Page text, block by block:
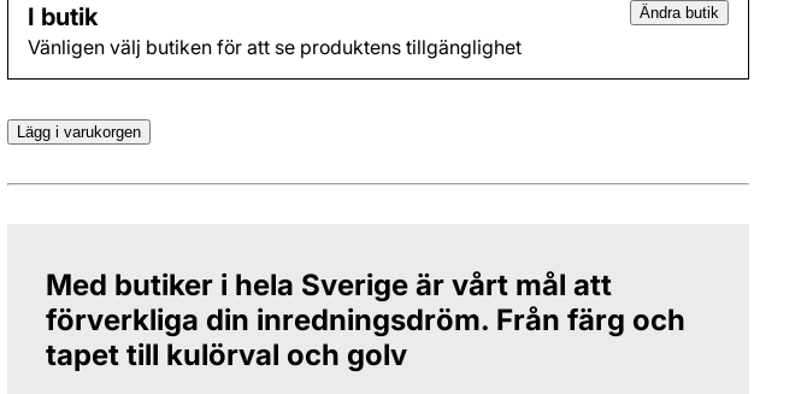
I butik
Vänligen välj butiken för att se produktens tillgänglighet
Ändra butik
Lägg i varukorgen
Med butiker i hela Sverige är vårt mål att
förverkliga din inredningsdröm. Från färg och
tapet till kulörval och golv